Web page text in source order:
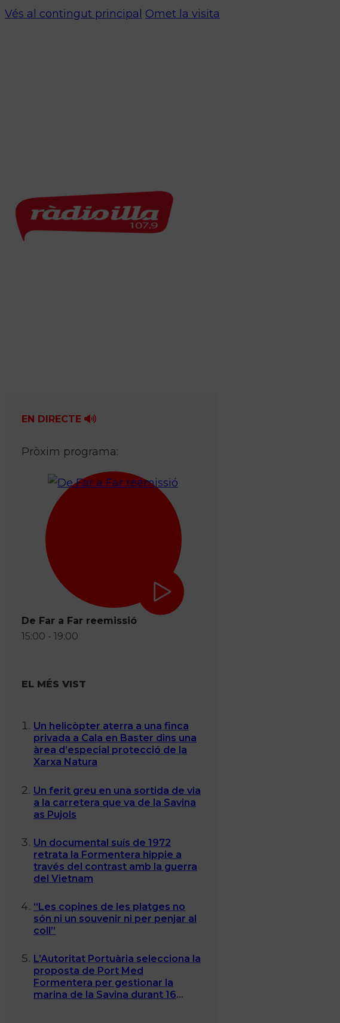
Vés al contingut principal Omet la visita
EN DIRECTE
Pròxim programa:
De Far a Far reemissió
15:00 - 19:00
EL MÉS VIST
Un helicòpter aterra a una finca
privada a Cala en Baster dins una
àrea d’especial protecció de la
Xarxa Natura
Un ferit greu en una sortida de via
a la carretera que va de la Savina
as Pujols
Un documental suís de 1972
retrata la Formentera hippie a
través del contrast amb la guerra
del Vietnam
“Les copines de les platges no
són ni un souvenir ni per penjar al
coll”
L’Autoritat Portuària selecciona la
proposta de Port Med
Formentera per gestionar la
marina de la Savina durant 16